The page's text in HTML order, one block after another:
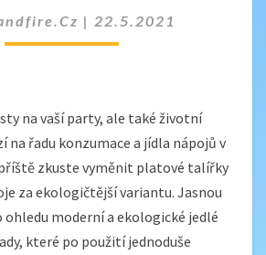
ZKONZUMUJETE
| 22.5.2021
na vaší party, ale také životní
na řadu konzumace a jídla nápojů v
zkuste vyměnit platové talířky
za ekologičtější variantu. Jasnou
moderní a ekologické jedlé
, které po použití jednoduše